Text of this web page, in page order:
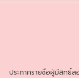
ประกาศรายชื่อผู้มีสิทธิ์